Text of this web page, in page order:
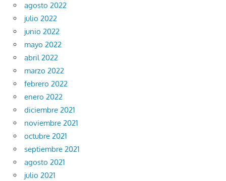
agosto 2022
julio 2022
junio 2022
mayo 2022
abril 2022
marzo 2022
febrero 2022
enero 2022
diciembre 2021
noviembre 2021
octubre 2021
septiembre 2021
agosto 2021
julio 2021